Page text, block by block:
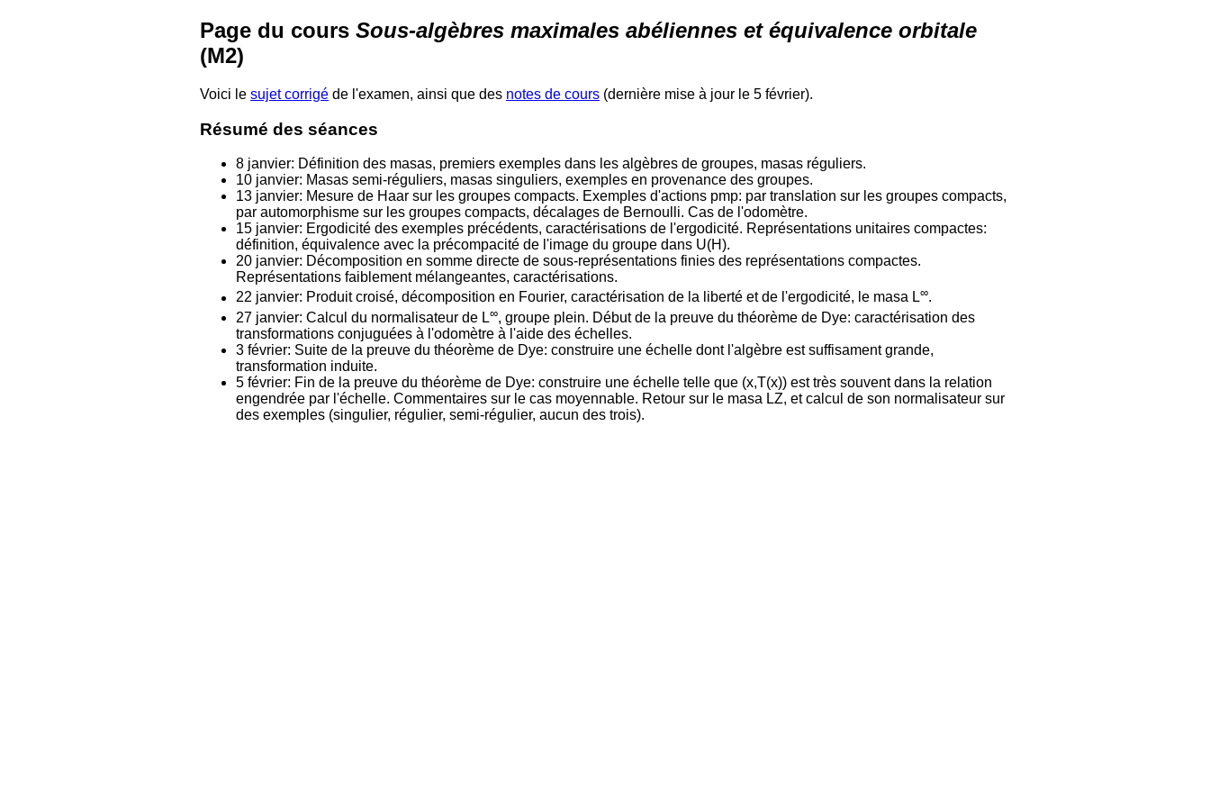
Page du cours Sous-algèbres maximales abéliennes et équivalence orbitale
(M2)
Voici le sujet corrigé de l'examen, ainsi que des notes de cours (dernière mise à jour le 5 février).
Résumé des séances
8 janvier: Définition des masas, premiers exemples dans les algèbres de groupes, masas réguliers.
10 janvier: Masas semi-réguliers, masas singuliers, exemples en provenance des groupes.
13 janvier: Mesure de Haar sur les groupes compacts. Exemples d'actions pmp: par translation sur les groupes compacts,
par automorphisme sur les groupes compacts, décalages de Bernoulli. Cas de l'odomètre.
15 janvier: Ergodicité des exemples précédents, caractérisations de l'ergodicité. Représentations unitaires compactes:
définition, équivalence avec la précompacité de l'image du groupe dans U(H).
20 janvier: Décomposition en somme directe de sous-représentations finies des représentations compactes.
Représentations faiblement mélangeantes, caractérisations.
22 janvier: Produit croisé, décomposition en Fourier, caractérisation de la liberté et de l'ergodicité, le masa L∞.
27 janvier: Calcul du normalisateur de L∞, groupe plein. Début de la preuve du théorème de Dye: caractérisation des
transformations conjuguées à l'odomètre à l'aide des échelles.
3 février: Suite de la preuve du théorème de Dye: construire une échelle dont l'algèbre est suffisament grande,
transformation induite.
5 février: Fin de la preuve du théorème de Dye: construire une échelle telle que (x,T(x)) est très souvent dans la relation
engendrée par l'échelle. Commentaires sur le cas moyennable. Retour sur le masa LZ, et calcul de son normalisateur sur
des exemples (singulier, régulier, semi-régulier, aucun des trois).